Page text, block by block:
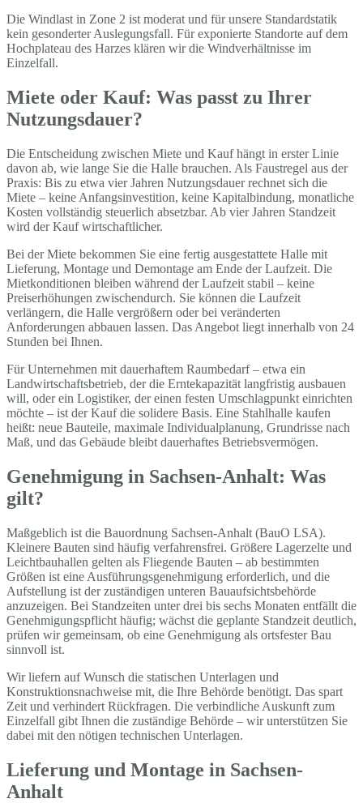
Die Windlast in Zone 2 ist moderat und für unsere Standardstatik
kein gesonderter Auslegungsfall. Für exponierte Standorte auf dem
Hochplateau des Harzes klären wir die Windverhältnisse im
Einzelfall.
Miete oder Kauf: Was passt zu Ihrer
Nutzungsdauer?
Die Entscheidung zwischen Miete und Kauf hängt in erster Linie
davon ab, wie lange Sie die Halle brauchen. Als Faustregel aus der
Praxis: Bis zu etwa vier Jahren Nutzungsdauer rechnet sich die
Miete – keine Anfangsinvestition, keine Kapitalbindung, monatliche
Kosten vollständig steuerlich absetzbar. Ab vier Jahren Standzeit
wird der Kauf wirtschaftlicher.
Bei der Miete bekommen Sie eine fertig ausgestattete Halle mit
Lieferung, Montage und Demontage am Ende der Laufzeit. Die
Mietkonditionen bleiben während der Laufzeit stabil – keine
Preiserhöhungen zwischendurch. Sie können die Laufzeit
verlängern, die Halle vergrößern oder bei veränderten
Anforderungen abbauen lassen. Das Angebot liegt innerhalb von 24
Stunden bei Ihnen.
Für Unternehmen mit dauerhaftem Raumbedarf – etwa ein
Landwirtschaftsbetrieb, der die Erntekapazität langfristig ausbauen
will, oder ein Logistiker, der einen festen Umschlagpunkt einrichten
möchte – ist der Kauf die solidere Basis. Eine Stahlhalle kaufen
heißt: neue Bauteile, maximale Individualplanung, Grundrisse nach
Maß, und das Gebäude bleibt dauerhaftes Betriebsvermögen.
Genehmigung in Sachsen-Anhalt: Was
gilt?
Maßgeblich ist die Bauordnung Sachsen-Anhalt (BauO LSA).
Kleinere Bauten sind häufig verfahrensfrei. Größere Lagerzelte und
Leichtbauhallen gelten als Fliegende Bauten – ab bestimmten
Größen ist eine Ausführungsgenehmigung erforderlich, und die
Aufstellung ist der zuständigen unteren Bauaufsichtsbehörde
anzuzeigen. Bei Standzeiten unter drei bis sechs Monaten entfällt die
Genehmigungspflicht häufig; wächst die geplante Standzeit deutlich,
prüfen wir gemeinsam, ob eine Genehmigung als ortsfester Bau
sinnvoll ist.
Wir liefern auf Wunsch die statischen Unterlagen und
Konstruktionsnachweise mit, die Ihre Behörde benötigt. Das spart
Zeit und verhindert Rückfragen. Die verbindliche Auskunft zum
Einzelfall gibt Ihnen die zuständige Behörde – wir unterstützen Sie
dabei mit den nötigen technischen Unterlagen.
Lieferung und Montage in Sachsen-
Anhalt